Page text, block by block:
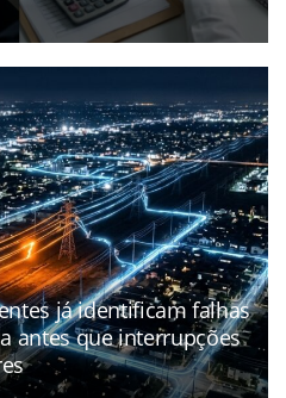
já identificam falhas
antes que interrupções